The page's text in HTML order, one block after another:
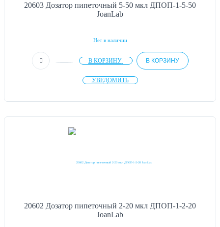
20603 Дозатор пипеточный 5-50 мкл ДПОП-1-5-50
JoanLab
Нет в наличии
В КОРЗИНУ В КОРЗИНУ
УВЕДОМИТЬ
20602 Дозатор пипеточный 2-20 мкл ДПОП-1-2-20
JoanLab